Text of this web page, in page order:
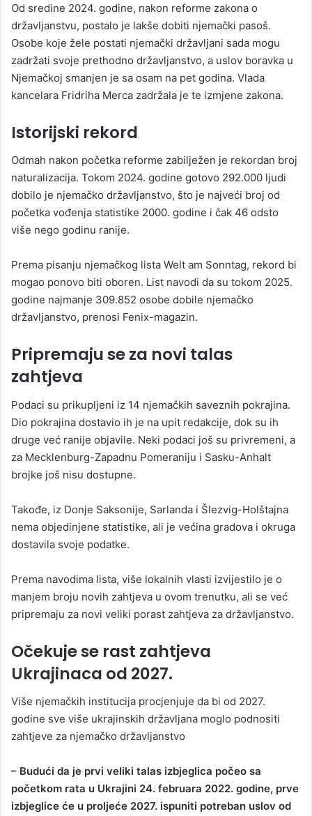
Od sredine 2024. godine, nakon reforme zakona o
državljanstvu, postalo je lakše dobiti njemački pasoš.
Osobe koje žele postati njemački državljani sada mogu
zadržati svoje prethodno državljanstvo, a uslov boravka u
Njemačkoj smanjen je sa osam na pet godina. Vlada
kancelara Fridriha Merca zadržala je te izmjene zakona.
Istorijski rekord
Odmah nakon početka reforme zabilježen je rekordan broj
naturalizacija. Tokom 2024. godine gotovo 292.000 ljudi
dobilo je njemačko državljanstvo, što je najveći broj od
početka vođenja statistike 2000. godine i čak 46 odsto
više nego godinu ranije.
Prema pisanju njemačkog lista Welt am Sonntag, rekord bi
mogao ponovo biti oboren. List navodi da su tokom 2025.
godine najmanje 309.852 osobe dobile njemačko
državljanstvo, prenosi Fenix-magazin.
Pripremaju se za novi talas
zahtjeva
Podaci su prikupljeni iz 14 njemačkih saveznih pokrajina.
Dio pokrajina dostavio ih je na upit redakcije, dok su ih
druge već ranije objavile. Neki podaci još su privremeni, a
za Mecklenburg-Zapadnu Pomeraniju i Sasku-Anhalt
brojke još nisu dostupne.
Takođe, iz Donje Saksonije, Sarlanda i Šlezvig-Holštajna
nema objedinjene statistike, ali je većina gradova i okruga
dostavila svoje podatke.
Prema navodima lista, više lokalnih vlasti izvijestilo je o
manjem broju novih zahtjeva u ovom trenutku, ali se već
pripremaju za novi veliki porast zahtjeva za državljanstvo.
Očekuje se rast zahtjeva
Ukrajinaca od 2027.
Više njemačkih institucija procjenjuje da bi od 2027.
godine sve više ukrajinskih državljana moglo podnositi
zahtjeve za njemačko državljanstvo
– Budući da je prvi veliki talas izbjeglica počeo sa
početkom rata u Ukrajini 24. februara 2022. godine, prve
izbjeglice će u proljeće 2027. ispuniti potreban uslov od